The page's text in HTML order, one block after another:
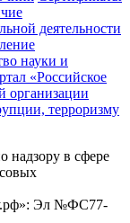
деятельности
науки и
«Российское
организации
терроризму
надзору в сфере
Эл №ФС77-